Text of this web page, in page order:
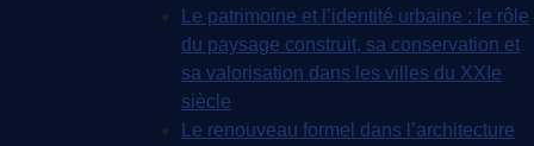
Le patrimoine et l’identité urbaine : le rôle
du paysage construit, sa conservation et
sa valorisation dans les villes du XXIe
siècle
Le renouveau formel dans l’architecture